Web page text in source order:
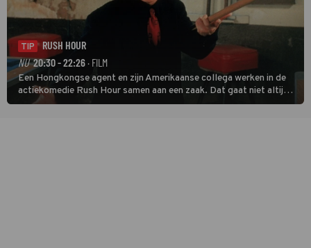
TIP
RUSH HOUR
NU 20:30 - 22:26· FILM
Een Hongkongse agent en zijn Amerikaanse collega werken in de
actiekomedie Rush Hour samen aan een zaak. Dat gaat niet altijd
van een leien dakje.